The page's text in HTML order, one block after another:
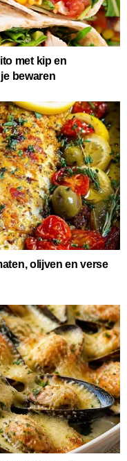
met kip en
bewaren
olijven en verse